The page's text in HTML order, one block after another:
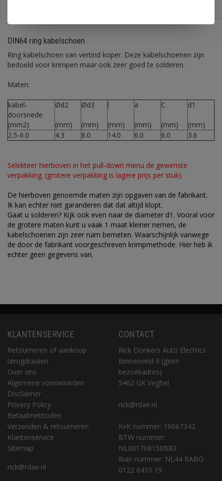
DIN64 ring kabelschoen
Ring kabelschoen van vertind koper. Deze kabelschoenen zijn
bedoeld voor krimpen maar ook zeer goed te solderen.
Maten:
kabel-
doorsnede
(mm2)
Ød2
(mm)
Ød3
(mm)
l
(mm)
a
(mm)
C
(mm)
d1
(mm)
2.5-6.0
4.3 8.0 14.0 6.0 6.0 3.6
Selekteer hierboven in het pull-down menu de gewenste
verpakking. (grotere verpakking is lagere prijs per stuk).
De hierboven genoemde maten zijn opgaven van de fabrikant.
Ik kan echter niet garanderen dat dat altijd klopt.
Gaat u solderen? Kijk ook even naar de diameter d1. Vooral voor
de grotere maten kunt u vaak 1 maat kleiner nemen, de
kabelschoenen zijn zeer ruim bemeten. Waarschijnlijk vanwege
de door de fabrikant voorgeschreven krimpmethode. Hier heb ik
echter geen gegevens van.
KLANTENSERVICE
Retourneren of aankoop
terugdraaien
Over ons
Algemene voorwaarden
Disclaimer
Privacy Policy
Betaalmethoden
Verzenden & retourneren
Klantenservice
Sitemap
rick@rdae.nl
CONTACT
Rick Donkers Auto Electrics
Binnenveld 9 (geen
bezoekadres)
5462 GK Veghel
rick@rdae.nl
KvK nummer: 16067342
BTW nummer:
NL001768158B83
Iban nummer: NL44 RABO
0122 6410 19